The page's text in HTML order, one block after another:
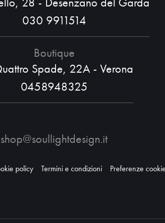
030 9911514
Boutique
Spade, 22A - Verona
0458948325
shop@soullightdesign.it
policy Termini e condizioni Preferenze